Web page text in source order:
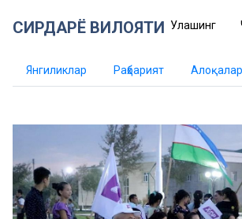
СИРДАРЁ ВИЛОЯТИ Улашинг
Янгиликлар Раҳбарият Алоқалар